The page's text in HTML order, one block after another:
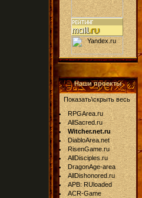
Наши проекты
Показать\скрыть весь
RPGArea.ru
AllSacred.ru
Witcher.net.ru
DiabloArea.net
RisenGame.ru
AllDisciples.ru
DragonAge-area
AllDishonored.ru
APB: RUloaded
ACR-Game